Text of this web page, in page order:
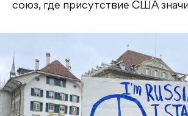
союз, где присутствие США